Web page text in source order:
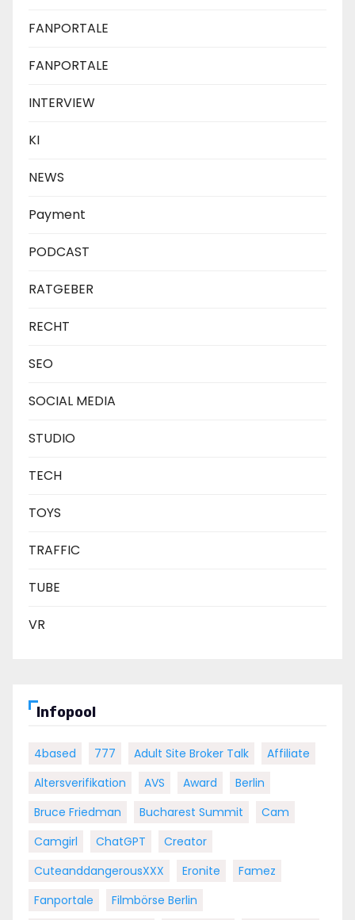
FANPORTALE
FANPORTALE
INTERVIEW
KI
NEWS
Payment
PODCAST
RATGEBER
RECHT
SEO
SOCIAL MEDIA
STUDIO
TECH
TOYS
TRAFFIC
TUBE
VR
Infopool
4based 777 Adult Site Broker Talk
Affiliate
Altersverifikation
AVS Award
Berlin
Bruce Friedman
Bucharest Summit
Cam
Camgirl
ChatGPT
Creator
CuteanddangerousXXX
Eronite
Famez
Fanportale
Filmbörse Berlin